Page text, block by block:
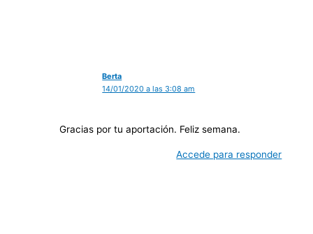
Berta
14/01/2020 a las 3:08 am
Gracias por tu aportación. Feliz semana.
Accede para responder